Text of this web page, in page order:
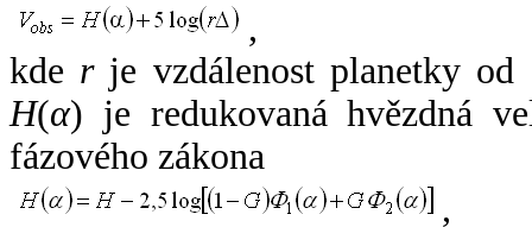
,
kde rje vzdálenost planetky od
H(α) je redukovaná hvězdná
fázového zákona
,